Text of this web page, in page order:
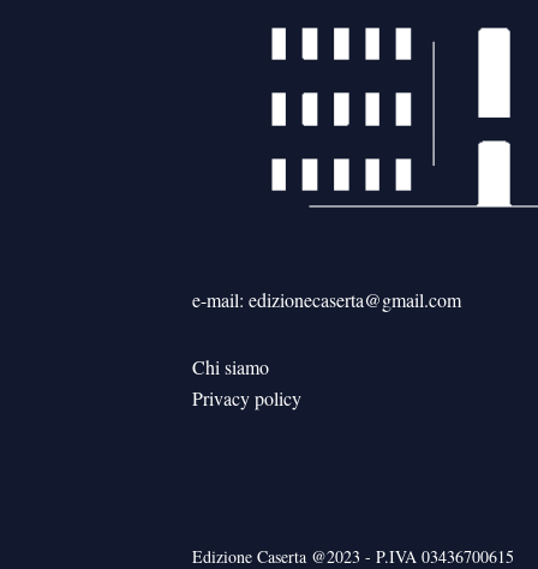
e-mail: edizionecaserta@gmail.com
Chi siamo
Privacy policy
Edizione Caserta @2023 - P.IVA 03436700615